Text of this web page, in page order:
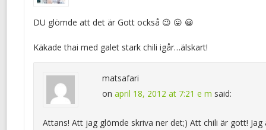
DU glömde att det är Gott också 😉 😛 😀
Käkade thai med galet stark chili igår…älskart!
matsafari
on april 18, 2012 at 7:21 e m said:
Attans! Att jag glömde skriva ner det;) Att chili är gott! Jag